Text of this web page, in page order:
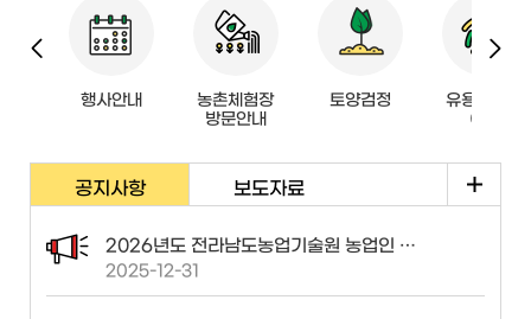
행사안내
농촌체험장
방문안내
토양검정
유용미생물
이용
공지사항
2026년도 전라남도농업기술원 농업인 교육 일정」 안내
2025-12-31
보도자료